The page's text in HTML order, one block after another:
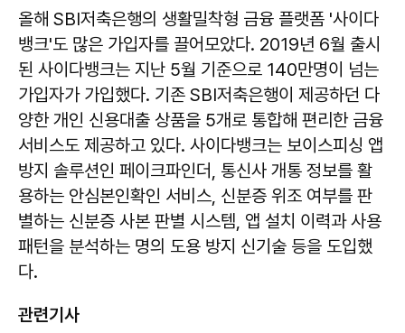
올해 SBI저축은행의 생활밀착형 금융 플랫폼 '사이다
뱅크'도 많은 가입자를 끌어모았다. 2019년 6월 출시
된 사이다뱅크는 지난 5월 기준으로 140만명이 넘는
가입자가 가입했다. 기존 SBI저축은행이 제공하던 다
양한 개인 신용대출 상품을 5개로 통합해 편리한 금융
서비스도 제공하고 있다. 사이다뱅크는 보이스피싱 앱
방지 솔루션인 페이크파인더, 통신사 개통 정보를 활
용하는 안심본인확인 서비스, 신분증 위조 여부를 판
별하는 신분증 사본 판별 시스템, 앱 설치 이력과 사용
패턴을 분석하는 명의 도용 방지 신기술 등을 도입했
다.
관련기사